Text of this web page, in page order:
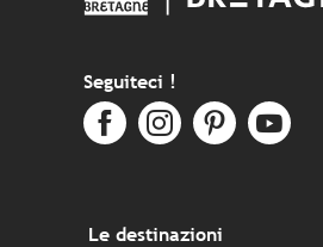
Seguiteci !
Le destinazioni